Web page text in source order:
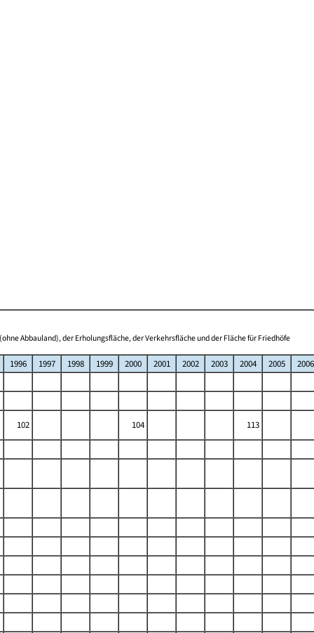
Abbauland), der Erholungsfläche, der Verkehrsfläche und der Fläche für Friedhöfe
1996 1997 1998 1999 2000 2001 2002 2003 2004 2005
2006
102 104
113